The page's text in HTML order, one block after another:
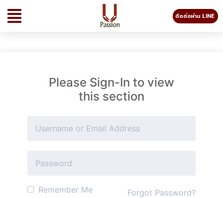
ติดต่อผ่าน LINE
Please Sign-In to view
this section
Remember Me Forgot Password?